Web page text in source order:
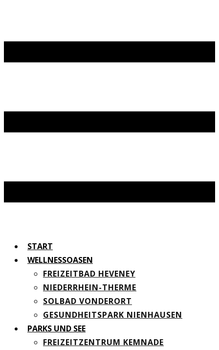
START
WELLNESSOASEN
FREIZEITBAD HEVENEY
NIEDERRHEIN-THERME
SOLBAD VONDERORT
GESUNDHEITSPARK NIENHAUSEN
PARKS UND SEE
FREIZEITZENTRUM KEMNADE